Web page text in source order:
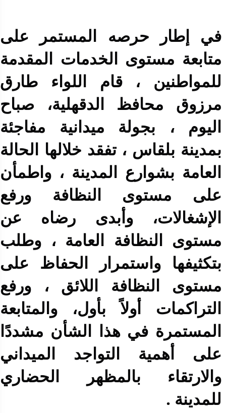
في إطار حرصه المستمر على
متابعة مستوى الخدمات المقدمة
للمواطنين ، قام اللواء طارق
مرزوق محافظ الدقهلية، صباح
اليوم ، بجولة ميدانية مفاجئة
بمدينة بلقاس ، تفقد خلالها الحالة
العامة بشوارع المدينة ، واطمأن
على مستوى النظافة ورفع
الإشغالات، وأبدى رضاه عن
مستوى النظافة العامة ، وطلب
بتكثيفها واستمرار الحفاظ على
مستوى النظافة اللائق ، ورفع
التراكمات أولاً بأول، والمتابعة
المستمرة في هذا الشأن مشددًا
على أهمية التواجد الميداني
والارتقاء بالمظهر الحضاري
للمدينة .